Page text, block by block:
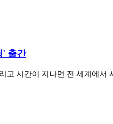
' 출간
고 시간이 지나면 전 세계에